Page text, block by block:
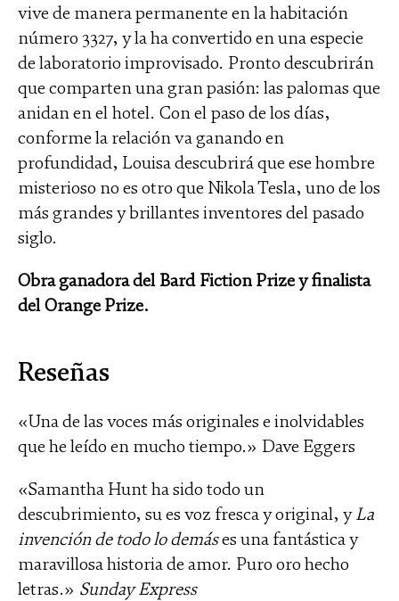
vive de manera permanente en la habitación
número 3327, y la ha convertido en una especie
de laboratorio improvisado. Pronto descubrirán
que comparten una gran pasión: las palomas que
anidan en el hotel. Con el paso de los días,
conforme la relación va ganando en
profundidad, Louisa descubrirá que ese hombre
misterioso no es otro que Nikola Tesla, uno de los
más grandes y brillantes inventores del pasado
siglo.
Obra ganadora del Bard Fiction Prize y finalista
del Orange Prize.
Reseñas
«Una de las voces más originales e inolvidables
que he leído en mucho tiempo.» Dave Eggers
«Samantha Hunt ha sido todo un
descubrimiento, su es voz fresca y original, yLa
invención de todo lo demáses una fantástica y
maravillosa historia de amor. Puro oro hecho
letras.» Sunday Express